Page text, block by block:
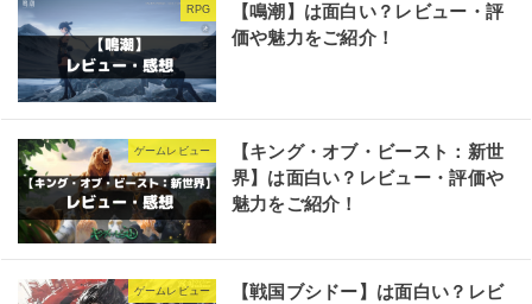
RPG
【鳴潮】は面白い？レビュー・評
価や魅力をご紹介！
ゲームレビュー
【キング・オブ・ビースト：新世
界】は面白い？レビュー・評価や
魅力をご紹介！
ゲームレビュー
【戦国ブシドー】は面白い？レビ